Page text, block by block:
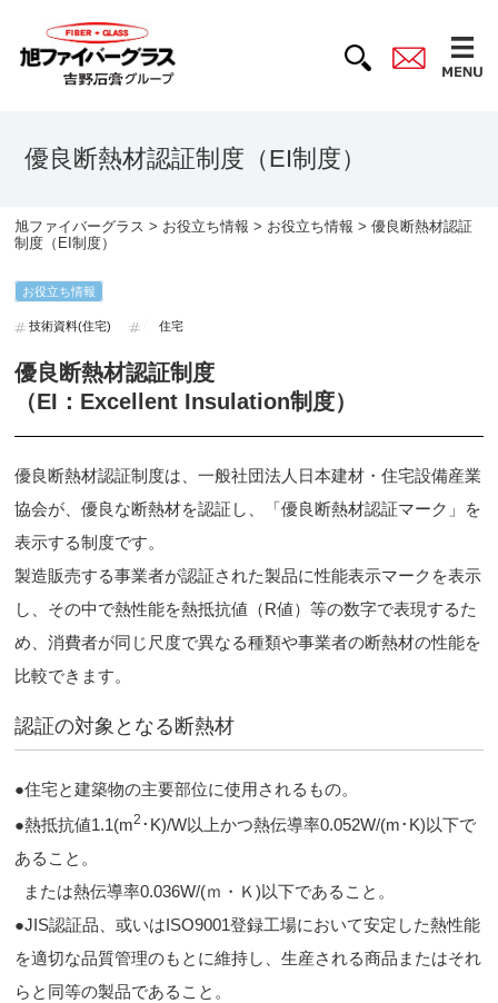
優良断熱材認証制度（EI制度）
旭ファイバーグラス > お役立ち情報 > お役立ち情報 > 優良断熱材認証
制度（EI制度）
お役立ち情報
技術資料(住宅) 住宅
優良断熱材認証制度
（EI：Excellent Insulation制度）
優良断熱材認証制度は、一般社団法人日本建材・住宅設備産業
協会が、優良な断熱材を認証し、「優良断熱材認証マーク」を
表示する制度です。
製造販売する事業者が認証された製品に性能表示マークを表示
し、その中で熱性能を熱抵抗値（R値）等の数字で表現するた
め、消費者が同じ尺度で異なる種類や事業者の断熱材の性能を
比較できます。
認証の対象となる断熱材
●住宅と建築物の主要部位に使用されるもの。
●熱抵抗値1.1(m2 ･K)/W以上かつ熱伝導率0.052W/(m･K)以下で
あること。
または熱伝導率0.036W/(ｍ・Ｋ)以下であること。
●JIS認証品、或いはISO9001登録工場において安定した熱性能
を適切な品質管理のもとに維持し、生産される商品またはそれ
らと同等の製品であること。